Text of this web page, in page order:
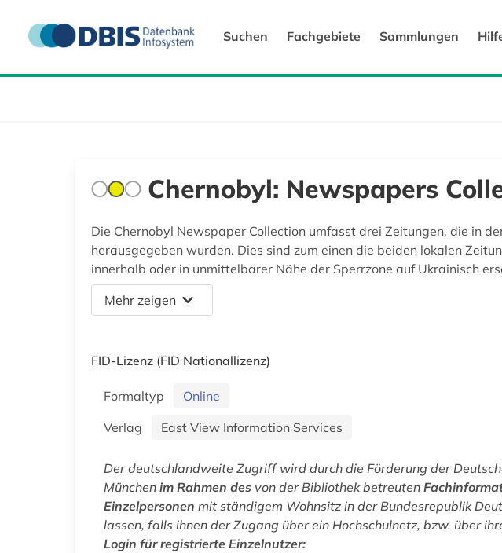
Suchen Fachgebiete Sammlungen
Chernobyl: Newspapers
Die Chernobyl Newspaper Collection umfasst drei Zeitungen, die in
herausgegeben wurden. Dies sind zum einen die beiden lokalen
innerhalb oder in unmittelbarer Nähe der Sperrzone auf Ukrainisch
Mehr zeigen
FID-Lizenz (FID Nationallizenz)
Formaltyp
Online
Verlag
East View Information Services
Der deutschlandweite Zugriff wird durch die Förderung der
München im Rahmen des von der Bibliothek betreuten
Einzelpersonen mit ständigem Wohnsitz in der Bundesrepublik
lassen, falls ihnen der Zugang über ein Hochschulnetz, bzw. über
Login für registrierte Einzelnutzer: